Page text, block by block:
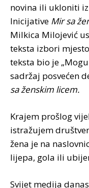
novina ili ukloniti
Inicijative Mir sa
Milkica Milojević
teksta izbori
teksta bio je
sadržaj posvećen
sa ženskim licem.
Krajem prošlog
istražujem
žena je na
lijepa, gola ili
Svijet medija